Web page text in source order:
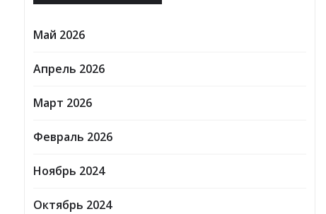
Май 2026
Апрель 2026
Март 2026
Февраль 2026
Ноябрь 2024
Октябрь 2024